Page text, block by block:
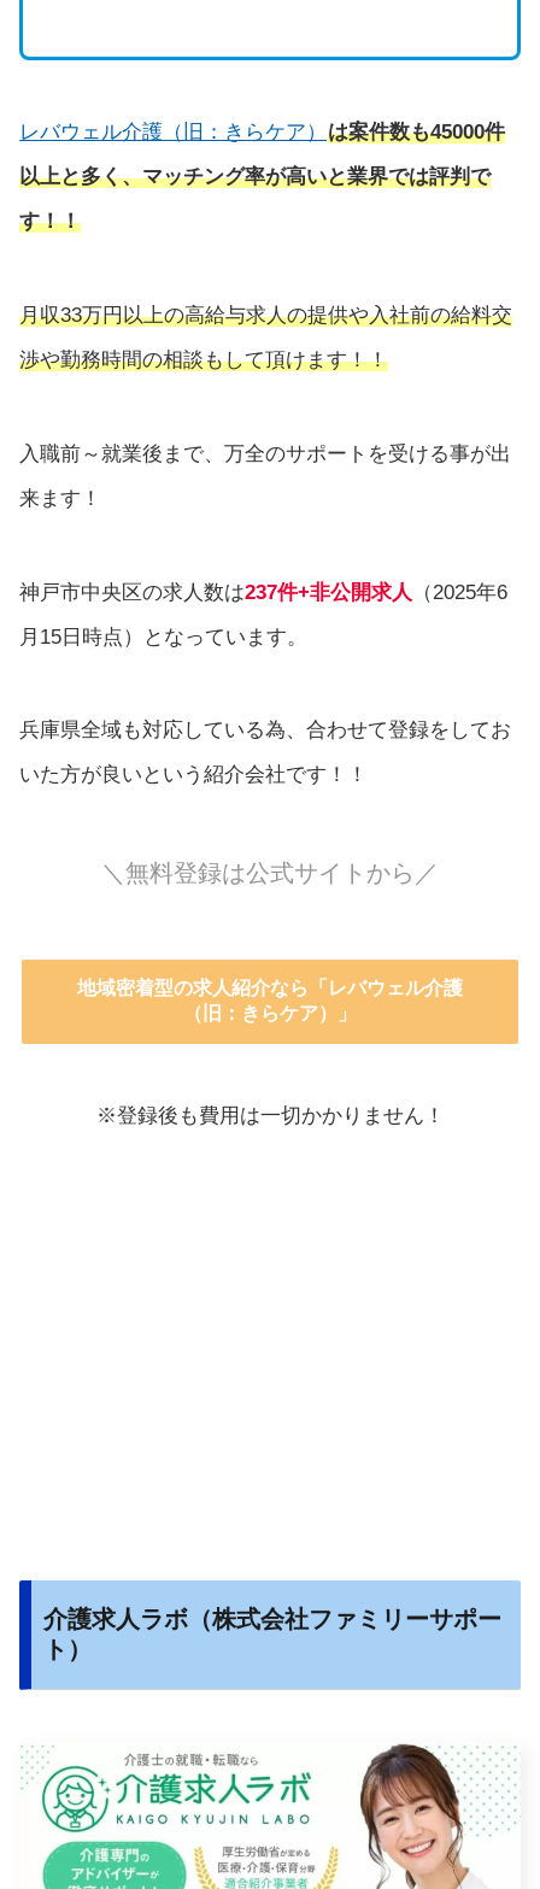
レバウェル介護（旧：きらケア） は案件数も45000件
以上と多く、マッチング率が高いと業界では評判で
す！！
月収33万円以上の高給与求人の提供や入社前の給料交
渉や勤務時間の相談もして頂けます！！
入職前～就業後まで、万全のサポートを受ける事が出
来ます！
神戸市中央区の求人数は237件+非公開求人
（2025年6
月15日時点）となっています。
兵庫県全域も対応している為、合わせて登録をしてお
いた方が良いという紹介会社です！！
＼無料登録は公式サイトから／
地域密着型の求人紹介なら「レバウェル介護
（旧：きらケア）」
※登録後も費用は一切かかりません！
介護求人ラボ（株式会社ファミリーサポー
ト）